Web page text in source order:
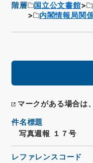
階層 国立公文書館
内閣情報局関
マークがある場合は
件名標題
写真週報 １７号
レファレンスコード